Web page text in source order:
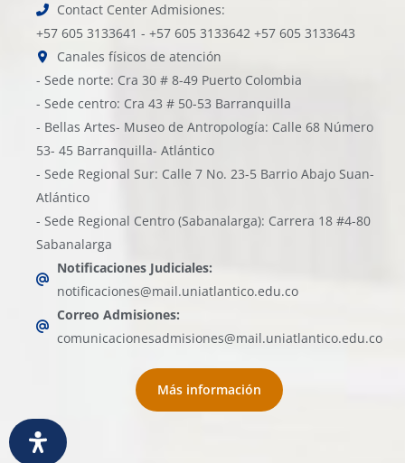
Contact Center Admisiones:
+57 605 3133641 - +57 605 3133642 +57 605 3133643
Canales físicos de atención
- Sede norte: Cra 30 # 8-49 Puerto Colombia
- Sede centro: Cra 43 # 50-53 Barranquilla
- Bellas Artes- Museo de Antropología: Calle 68 Número
53- 45 Barranquilla- Atlántico
- Sede Regional Sur: Calle 7 No. 23-5 Barrio Abajo Suan-
Atlántico
- Sede Regional Centro (Sabanalarga): Carrera 18 #4-80
Sabanalarga
Notificaciones Judiciales:
notificaciones@mail.uniatlantico.edu.co
Correo Admisiones:
comunicacionesadmisiones@mail.uniatlantico.edu.co
Más información